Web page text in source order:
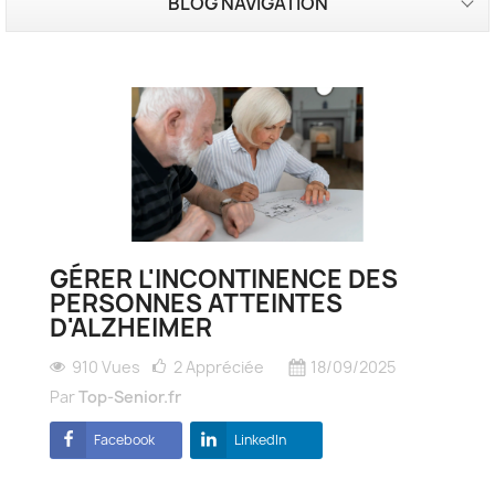
GÉRER L'INCONTINENCE DES
PERSONNES ATTEINTES
D'ALZHEIMER
910 Vues 2Appréciée
18/09/2025
ParTop-Senior.fr
Facebook LinkedIn